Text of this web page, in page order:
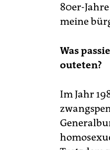
80er-
meine
Was
outeten?
Im Jahr